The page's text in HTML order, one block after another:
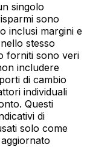
singolo
sono
inclusi margini e
stesso
forniti sono veri
includere
di cambio
individuali
Questi
di
solo come